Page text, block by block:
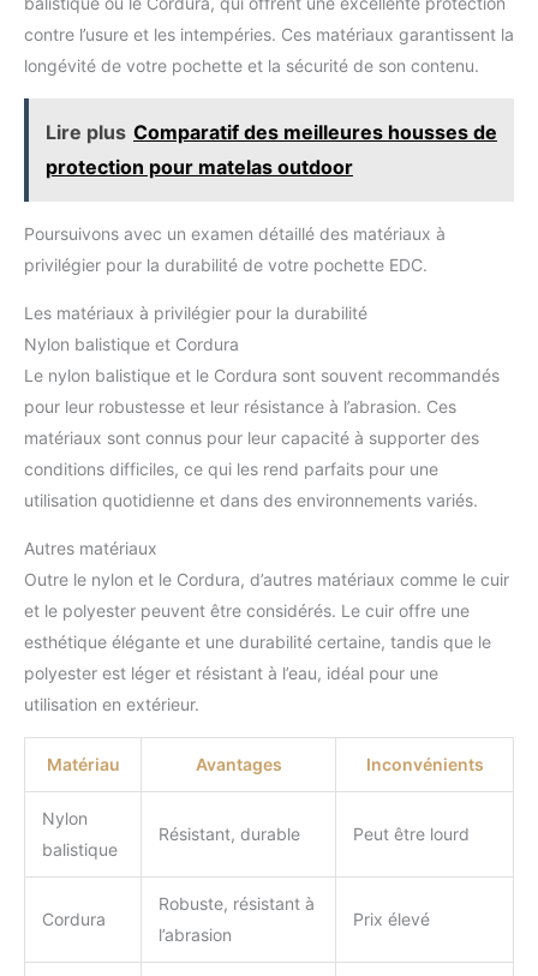
contre l’usure et les intempéries. Ces matériaux garantissent la
longévité de votre pochette et la sécurité de son contenu.
Lire plus Comparatif des meilleures housses de
protection pour matelas outdoor
Poursuivons avec un examen détaillé des matériaux à
privilégier pour la durabilité de votre pochette EDC.
Les matériaux à privilégier pour la durabilité
Nylon balistique et Cordura
Le nylon balistique et le Cordura sont souvent recommandés
pour leur robustesse et leur résistance à l’abrasion. Ces
matériaux sont connus pour leur capacité à supporter des
conditions difficiles, ce qui les rend parfaits pour une
utilisation quotidienne et dans des environnements variés.
Autres matériaux
Outre le nylon et le Cordura, d’autres matériaux comme le cuir
et le polyester peuvent être considérés. Le cuir offre une
esthétique élégante et une durabilité certaine, tandis que le
polyester est léger et résistant à l’eau, idéal pour une
utilisation en extérieur.
Matériau Avantages Inconvénients
Nylon
balistique
Résistant, durable Peut être lourd
Cordura
Robuste, résistant à
l’abrasion
Prix élevé